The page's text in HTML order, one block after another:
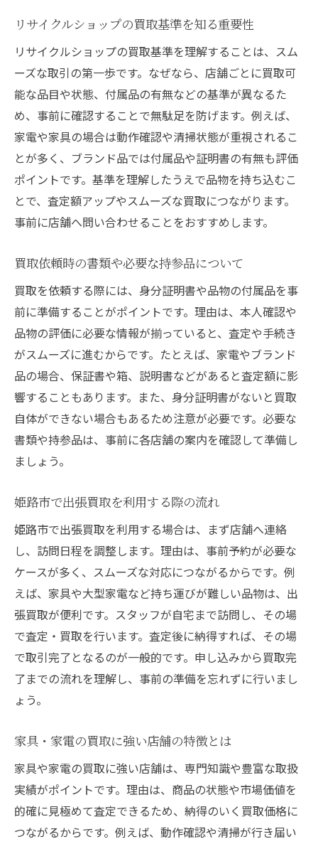
リサイクルショップの買取基準を知る重要性
リサイクルショップの買取基準を理解することは、スム
ーズな取引の第一歩です。なぜなら、店舗ごとに買取可
能な品目や状態、付属品の有無などの基準が異なるた
め、事前に確認することで無駄足を防げます。例えば、
家電や家具の場合は動作確認や清掃状態が重視されるこ
とが多く、ブランド品では付属品や証明書の有無も評価
ポイントです。基準を理解したうえで品物を持ち込むこ
とで、査定額アップやスムーズな買取につながります。
事前に店舗へ問い合わせることをおすすめします。
買取依頼時の書類や必要な持参品について
買取を依頼する際には、身分証明書や品物の付属品を事
前に準備することがポイントです。理由は、本人確認や
品物の評価に必要な情報が揃っていると、査定や手続き
がスムーズに進むからです。たとえば、家電やブランド
品の場合、保証書や箱、説明書などがあると査定額に影
響することもあります。また、身分証明書がないと買取
自体ができない場合もあるため注意が必要です。必要な
書類や持参品は、事前に各店舗の案内を確認して準備し
ましょう。
姫路市で出張買取を利用する際の流れ
姫路市で出張買取を利用する場合は、まず店舗へ連絡
し、訪問日程を調整します。理由は、事前予約が必要な
ケースが多く、スムーズな対応につながるからです。例
えば、家具や大型家電など持ち運びが難しい品物は、出
張買取が便利です。スタッフが自宅まで訪問し、その場
で査定・買取を行います。査定後に納得すれば、その場
で取引完了となるのが一般的です。申し込みから買取完
了までの流れを理解し、事前の準備を忘れずに行いまし
ょう。
家具・家電の買取に強い店舗の特徴とは
家具や家電の買取に強い店舗は、専門知識や豊富な取扱
実績がポイントです。理由は、商品の状態や市場価値を
的確に見極めて査定できるため、納得のいく買取価格に
つながるからです。例えば、動作確認や清掃が行き届い